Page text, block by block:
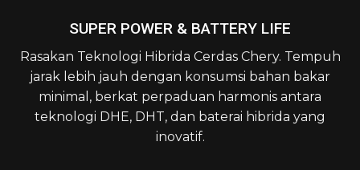
SUPER POWER & BATTERY LIFE
Rasakan Teknologi Hibrida Cerdas Chery. Tempuh
jarak lebih jauh dengan konsumsi bahan bakar
minimal, berkat perpaduan harmonis antara
teknologi DHE, DHT, dan baterai hibrida yang
inovatif.